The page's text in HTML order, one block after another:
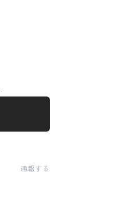
通報する